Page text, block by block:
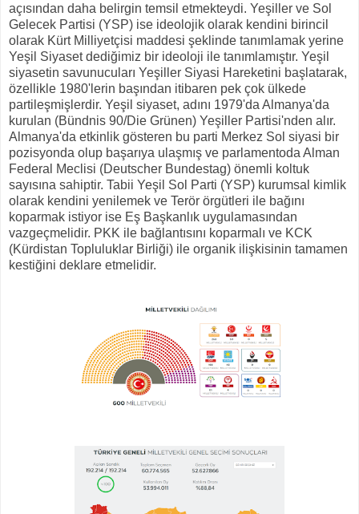
açısından daha belirgin temsil etmekteydi. Yeşiller ve Sol
Gelecek Partisi (YSP) ise ideolojik olarak kendini birincil
olarak Kürt Milliyetçisi maddesi şeklinde tanımlamak yerine
Yeşil Siyaset dediğimiz bir ideoloji ile tanımlamıştır. Yeşil
siyasetin savunucuları Yeşiller Siyasi Hareketini başlatarak,
özellikle 1980'lerin başından itibaren pek çok ülkede
partileşmişlerdir. Yeşil siyaset, adını 1979'da Almanya'da
kurulan (Bündnis 90/Die Grünen) Yeşiller Partisi'nden alır.
Almanya'da etkinlik gösteren bu parti Merkez Sol siyasi bir
pozisyonda olup başarıya ulaşmış ve parlamentoda Alman
Federal Meclisi (Deutscher Bundestag) önemli koltuk
sayısına sahiptir. Tabii Yeşil Sol Parti (YSP) kurumsal kimlik
olarak kendini yenilemek ve Terör örgütleri ile bağını
koparmak istiyor ise Eş Başkanlık uygulamasından
vazgeçmelidir. PKK ile bağlantısını koparmalı ve KCK
(Kürdistan Topluluklar Birliği) ile organik ilişkisinin tamamen
kestiğini deklare etmelidir.